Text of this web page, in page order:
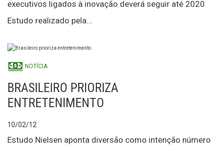
executivos ligados à inovação deverá seguir até 2020
Estudo realizado pela...
NOTÍCIA
BRASILEIRO PRIORIZA
ENTRETENIMENTO
10/02/12
Estudo Nielsen aponta diversão como intenção número